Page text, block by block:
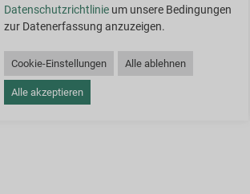
Datenschutzrichtlinieum unsere Bedingungen
zur Datenerfassung anzuzeigen.
Cookie-Einstellungen Alle ablehnen
Alle akzeptieren